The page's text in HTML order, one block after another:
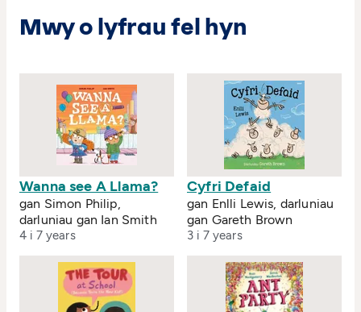
Mwy o lyfrau fel hyn
Wanna see A Llama?
gan Simon Philip,
darluniau gan Ian Smith
4 i 7 years
Cyfri Defaid
gan Enlli Lewis, darluniau
gan Gareth Brown
3 i 7 years